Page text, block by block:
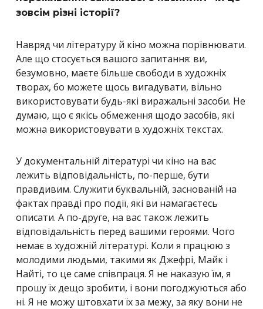
зовсім різні історії?
Навряд чи літературу й кіно можна порівнювати.
Але що стосується вашого запитання: ви,
безумовно, маєте більше свободи в художніх
творах, бо можете щось вигадувати, вільно
використовувати будь-які виражальні засоби. Не
думаю, що є якісь обмеження щодо засобів, які
можна використовувати в художніх текстах.
У документальній літературі чи кіно на вас
лежить відповідальність, по-перше, бути
правдивим. Служити буквальній, заснованій на
фактах правді про події, які ви намагаєтесь
описати. А по-друге, на вас також лежить
відповідальність перед вашими героями. Чого
немає в художній літературі. Коли я працюю з
молодими людьми, такими як Джефрі, Майк і
Найті, то це саме співпраця. Я не наказую їм, я
прошу їх дещо зробити, і вони погоджуються або
ні. Я не можу штовхати їх за межу, за яку вони не